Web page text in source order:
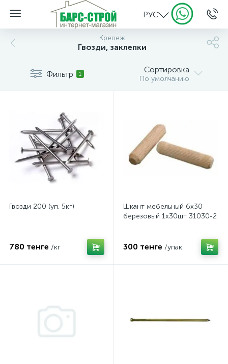
РУС
Крепеж
Гвозди, заклепки
Фильтр 1 Сортировка
По умолчанию
Гвозди 200 (уп. 5кг)
780 тенге /кг
Шкант мебельный 6х30
березовый 1х30шт 31030-2
300 тенге /упак